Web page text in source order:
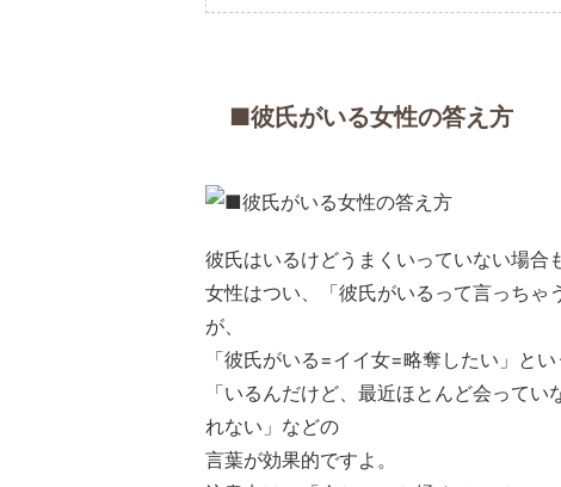
■彼氏がいる女性の答え方
彼氏はいるけどうまくいっていない場合
女性はつい、「彼氏がいるって言っちゃ
が、
「彼氏がいる=イイ女=略奪したい」と
「いるんだけど、最近ほとんど会って
れない」などの
言葉が効果的ですよ。